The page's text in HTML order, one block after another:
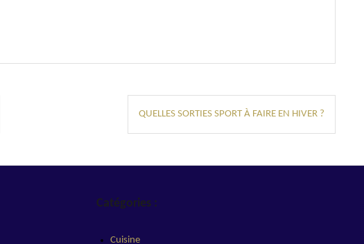
QUELLES SORTIES SPORT À FAIRE EN HIVER ?
Catégories :
Cuisine